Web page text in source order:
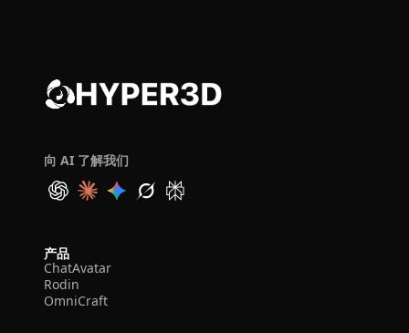
向 AI 了解我们
产品
ChatAvatar
Rodin
OmniCraft